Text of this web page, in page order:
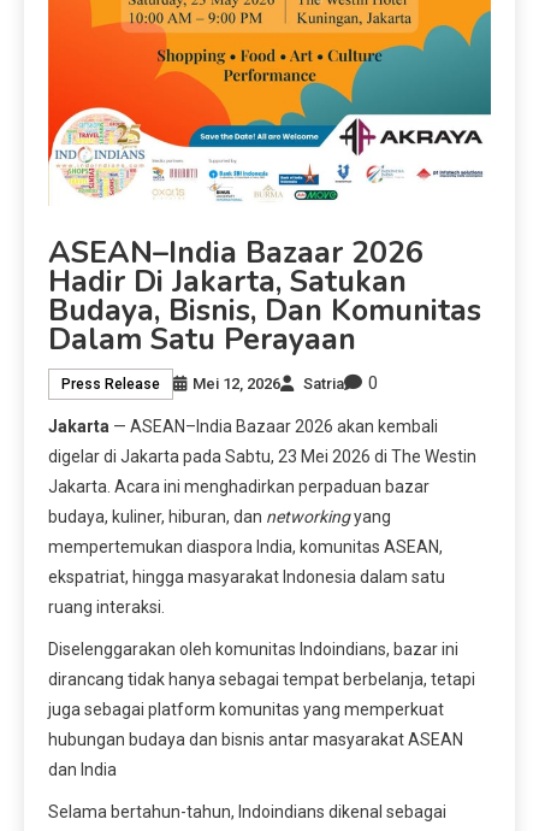
ASEAN–India Bazaar 2026
Hadir Di Jakarta, Satukan
Budaya, Bisnis, Dan Komunitas
Dalam Satu Perayaan
Press Release Mei 12, 2026 Satria 0
Jakarta — ASEAN–India Bazaar 2026 akan kembali
digelar di Jakarta pada Sabtu, 23 Mei 2026 di The Westin
Jakarta. Acara ini menghadirkan perpaduan bazar
budaya, kuliner, hiburan, dan networkingyang
mempertemukan diaspora India, komunitas ASEAN,
ekspatriat, hingga masyarakat Indonesia dalam satu
ruang interaksi.
Diselenggarakan oleh komunitas Indoindians, bazar ini
dirancang tidak hanya sebagai tempat berbelanja, tetapi
juga sebagai platform komunitas yang memperkuat
hubungan budaya dan bisnis antar masyarakat ASEAN
dan India
Selama bertahun-tahun, Indoindians dikenal sebagai